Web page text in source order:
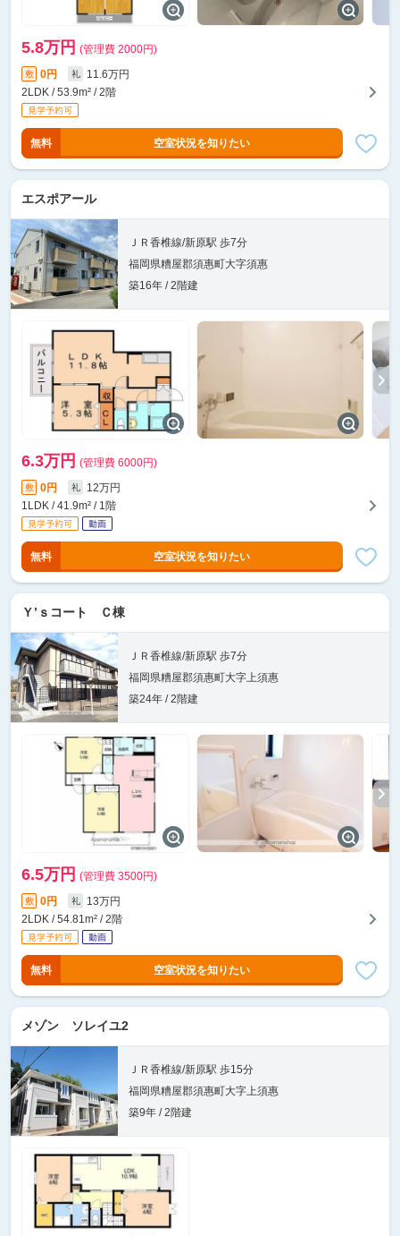
5.8万円 (管理費 2000円)
敷 0円 礼
11.6万円
2LDK / 53.9m² / 2階
無料 空室状況を知りたい
エスポアール
ＪＲ香椎線/新原駅 歩7分
福岡県糟屋郡須惠町大字須惠
築16年 / 2階建
6.3万円 (管理費 6000円)
敷 0円 礼
12万円
1LDK / 41.9m² / 1階
無料 空室状況を知りたい
Ｙ’ｓコート Ｃ棟
ＪＲ香椎線/新原駅 歩7分
福岡県糟屋郡須惠町大字上須惠
築24年 / 2階建
6.5万円 (管理費 3500円)
敷 0円 礼
13万円
2LDK / 54.81m² / 2階
無料 空室状況を知りたい
メゾン ソレイユ2
ＪＲ香椎線/新原駅 歩15分
福岡県糟屋郡須惠町大字上須惠
築9年 / 2階建